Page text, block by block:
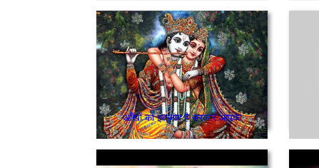
आँखों को इंतज़ार है सरकार आपका